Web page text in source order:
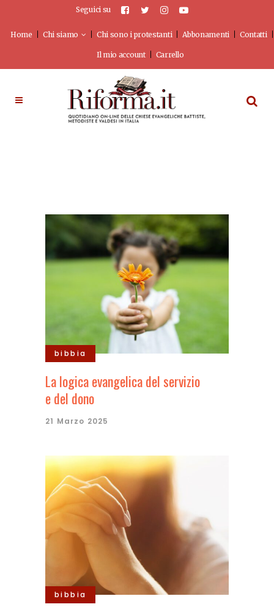
Seguici su
Home Chi siamo Chi sono i protestanti Abbonamenti Contatti
Il mio account Carrello
bibbia
La logica evangelica del servizio
e del dono
21 Marzo 2025
bibbia